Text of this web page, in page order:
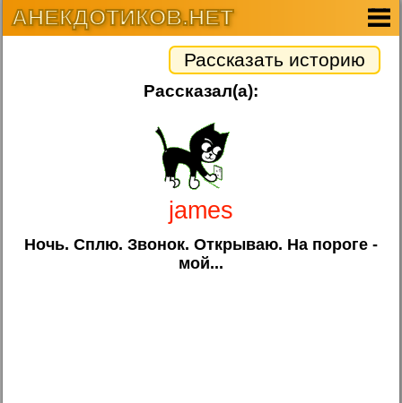
АНЕКДОТИКОВ.НЕТ
Рассказать историю
Рассказал(а):
james
Ночь. Сплю. Звонок. Открываю. На пороге -
мой...